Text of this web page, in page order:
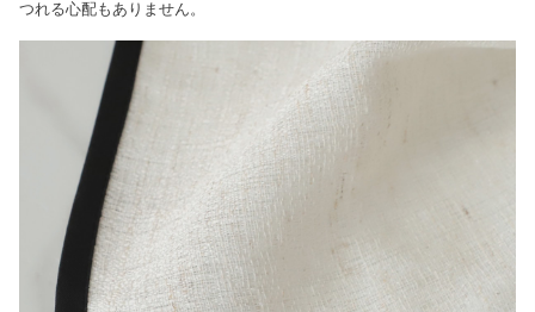
つれる心配もありません。